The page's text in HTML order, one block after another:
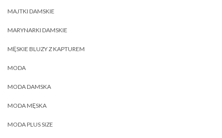
MAJTKI DAMSKIE
MARYNARKI DAMSKIE
MĘSKIE BLUZY Z KAPTUREM
MODA
MODA DAMSKA
MODA MĘSKA
MODA PLUS SIZE